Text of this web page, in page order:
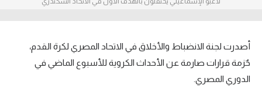
الدوري الإسباني
الدوري الإيطالي
أصدرت لجنة الانضباط والأخلاق في الاتحاد المصري لكرة القدم،
حٌزمة قرارات صارمة عن الأحداث الكروية للأسبوع الماضي في
الدوري المصري.